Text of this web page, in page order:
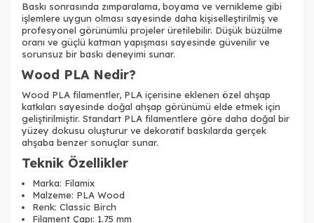
Baskı sonrasında zımparalama, boyama ve vernikleme gibi
işlemlere uygun olması sayesinde daha kişiselleştirilmiş ve
profesyonel görünümlü projeler üretilebilir. Düşük büzülme
oranı ve güçlü katman yapışması sayesinde güvenilir ve
sorunsuz bir baskı deneyimi sunar.
Wood PLA Nedir?
Wood PLA filamentler, PLA içerisine eklenen özel ahşap
katkıları sayesinde doğal ahşap görünümü elde etmek için
geliştirilmiştir. Standart PLA filamentlere göre daha doğal bir
yüzey dokusu oluşturur ve dekoratif baskılarda gerçek
ahşaba benzer sonuçlar sunar.
Teknik Özellikler
Marka: Filamix
Malzeme: PLA Wood
Renk: Classic Birch
Filament Çapı: 1.75 mm